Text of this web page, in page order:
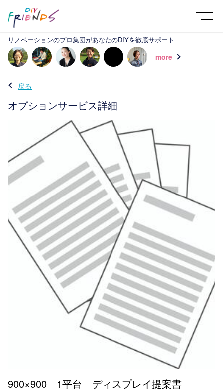
リノベーションのプロ集団があなたのDIYを徹底サポート
more
戻る
オプションサービス詳細
900×900 1平台 ディスプレイ提案書